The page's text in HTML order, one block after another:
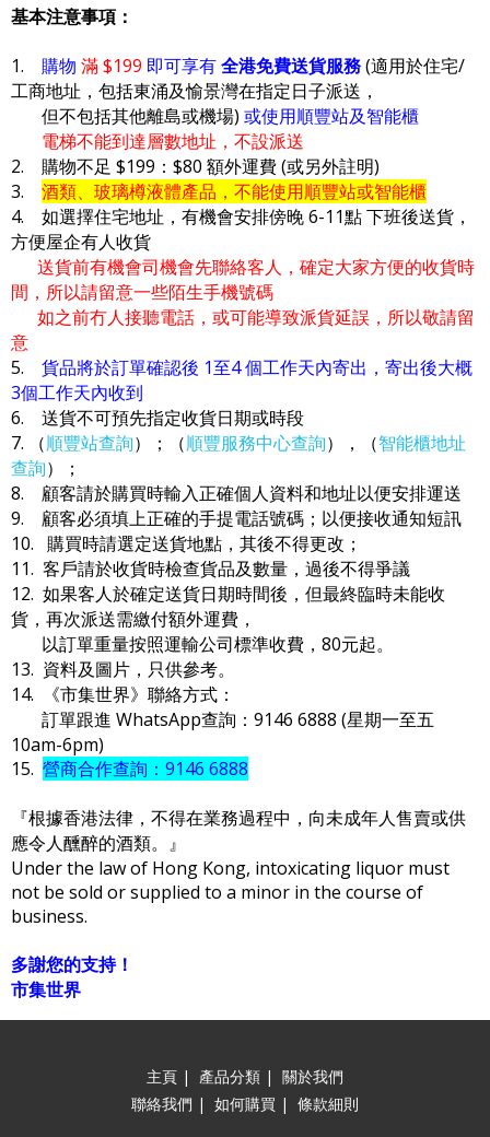
基本注意事項：
1. 購物 滿 $199 即可享有全港免費送貨服務(適用於住宅/
工商地址，包括東涌及愉景灣在指定日子派送，
但不包括其他離島或機場) 或使用順豐站及智能櫃
電梯不能到達層數地址，不設派送
2. 購物不足 $199：$80 額外運費 (或另外註明)
3. 酒類、玻璃樽液體產品，不能使用順豐站或智能櫃
4. 如選擇住宅地址，有機會安排傍晚 6-11點 下班後送貨，
方便屋企有人收貨
送貨前有機會司機會先聯絡客人，確定大家方便的收貨時
間，所以請留意一些陌生手機號碼
如之前冇人接聽電話，或可能導致派貨延誤，所以敬請留
意
5. 貨品將於訂單確認後 1至4 個工作天內寄出，寄出後大概
3個工作天內收到
6. 送貨不可預先指定收貨日期或時段
7. （順豐站查詢）；（順豐服務中心查詢），（智能櫃地址
查詢）；
8. 顧客請於購買時輸入正確個人資料和地址以便安排運送
9. 顧客必須填上正確的手提電話號碼；以便接收通知短訊
10. 購買時請選定送貨地點，其後不得更改；
11. 客戶請於收貨時檢查貨品及數量，過後不得爭議
12. 如果客人於確定送貨日期時間後，但最終臨時未能收
貨，再次派送需繳付額外運費，
以訂單重量按照運輸公司標準收費，80元起。
13. 資料及圖片，只供參考。
14. 《市集世界》聯絡方式：
訂單跟進 WhatsApp查詢：9146 6888 (星期一至五
10am-6pm)
15. 營商合作查詢：9146 6888
『根據香港法律，不得在業務過程中，向未成年人售賣或供
應令人醺醉的酒類。』
Under the law of Hong Kong, intoxicating liquor must
not be sold or supplied to a minor in the course of
business.
多謝您的支持！
市集世界
主頁 | 產品分類 | 關於我們
聯絡我們 | 如何購買 | 條款細則